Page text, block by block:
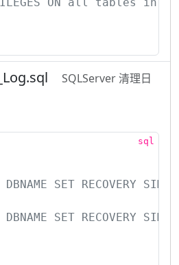
SQLServer 清理日
DBNAME SET RECOVERY
DBNAME SET RECOVERY